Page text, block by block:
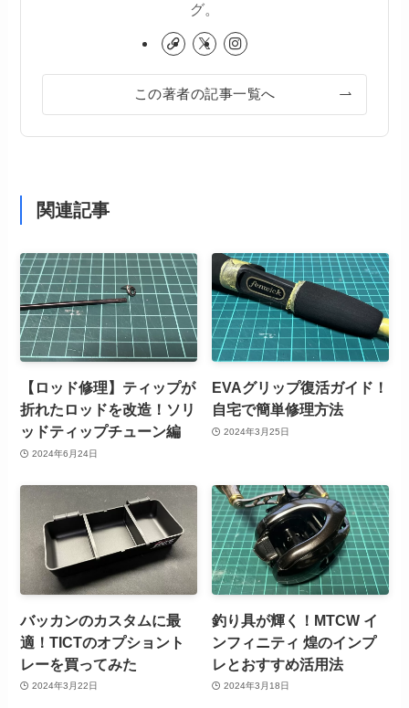
グ。
この著者の記事一覧へ
関連記事
【ロッド修理】ティップが
折れたロッドを改造！ソリ
ッドティップチューン編
2024年6月24日
EVAグリップ復活ガイド！
自宅で簡単修理方法
2024年3月25日
バッカンのカスタムに最
適！TICTのオプショント
レーを買ってみた
2024年3月22日
釣り具が輝く！MTCW イ
ンフィニティ 煌のインプ
レとおすすめ活用法
2024年3月18日